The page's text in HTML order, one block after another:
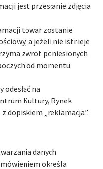
jest przesłanie zdjęcia
towar zostanie
a jeżeli nie istnieje
zwrot poniesionych
od momentu
odesłać na
Kultury, Rynek
z dopiskiem „reklamacja”.
danych
określa